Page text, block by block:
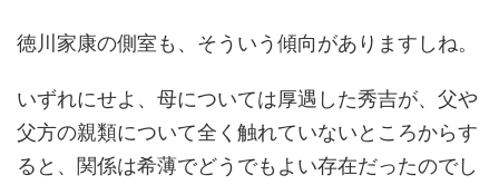
徳川家康の側室も、そういう傾向がありますしね。
いずれにせよ、母については厚遇した秀吉が、父や
父方の親類について全く触れていないところからす
ると、関係は希薄でどうでもよい存在だったのでし